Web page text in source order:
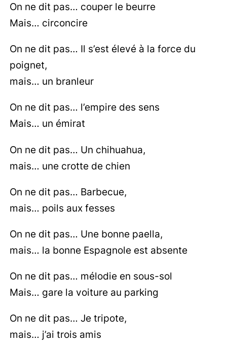
On ne dit pas… couper le beurre
Mais… circoncire
On ne dit pas… Il s’est élevé à la force du
poignet,
mais… un branleur
On ne dit pas… l’empire des sens
Mais… un émirat
On ne dit pas… Un chihuahua,
mais… une crotte de chien
On ne dit pas… Barbecue,
mais… poils aux fesses
On ne dit pas… Une bonne paella,
mais… la bonne Espagnole est absente
On ne dit pas… mélodie en sous-sol
Mais… gare la voiture au parking
On ne dit pas… Je tripote,
mais… j’ai trois amis